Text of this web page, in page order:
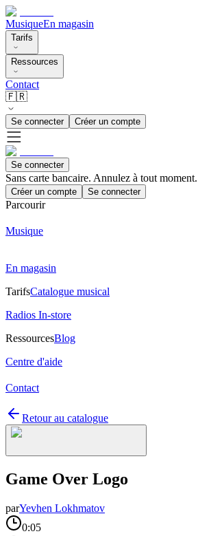
MusiqueEn magasin
Tarifs
Ressources
Contact
🇫🇷
Se connecter Créer un compte
Se connecter
Sans carte bancaire. Annulez à tout moment.
Créer un compte Se connecter
Parcourir
Musique
En magasin
TarifsCatalogue musical
Radios In-store
RessourcesBlog
Centre d'aide
Contact
Retour au catalogue
Game Over Logo
parYevhen Lokhmatov
0:05